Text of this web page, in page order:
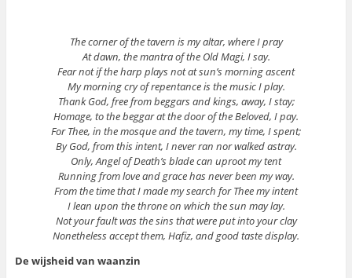
The corner of the tavern is my altar, where I pray
At dawn, the mantra of the Old Magi, I say.
Fear not if the harp plays not at sun’s morning ascent
My morning cry of repentance is the music I play.
Thank God, free from beggars and kings, away, I stay;
Homage, to the beggar at the door of the Beloved, I pay.
For Thee, in the mosque and the tavern, my time, I spent;
By God, from this intent, I never ran nor walked astray.
Only, Angel of Death’s blade can uproot my tent
Running from love and grace has never been my way.
From the time that I made my search for Thee my intent
I lean upon the throne on which the sun may lay.
Not your fault was the sins that were put into your clay
Nonetheless accept them, Hafiz, and good taste display.
De wijsheid van waanzin